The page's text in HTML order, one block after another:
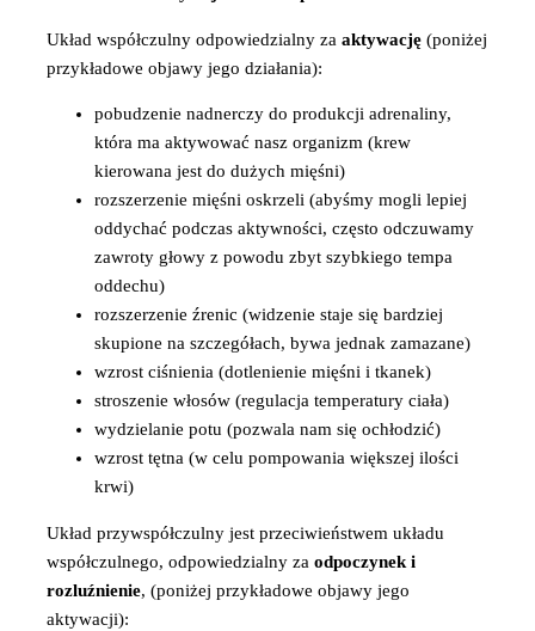
Układ współczulny odpowiedzialny za aktywację(poniżej
przykładowe objawy jego działania):
pobudzenie nadnerczy do produkcji adrenaliny,
która ma aktywować nasz organizm (krew
kierowana jest do dużych mięśni)
rozszerzenie mięśni oskrzeli (abyśmy mogli lepiej
oddychać podczas aktywności, często odczuwamy
zawroty głowy z powodu zbyt szybkiego tempa
oddechu)
rozszerzenie źrenic (widzenie staje się bardziej
skupione na szczegółach, bywa jednak zamazane)
wzrost ciśnienia (dotlenienie mięśni i tkanek)
stroszenie włosów (regulacja temperatury ciała)
wydzielanie potu (pozwala nam się ochłodzić)
wzrost tętna (w celu pompowania większej ilości
krwi)
Układ przywspółczulny jest przeciwieństwem układu
współczulnego, odpowiedzialny za odpoczynek i
rozluźnienie, (poniżej przykładowe objawy jego
aktywacji):